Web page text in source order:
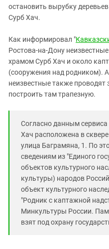
СКФО
Ставропольский край
Чечня
Южная Осетия
Южный Кавказ
ЮФО
остановить вырубку
Сурб Хач.
Как информировал "
Ростова-на-Дону неизвестные
храмом Сурб Хач и около
(сооружения над родником).
неизвестные также
построить там трапезную.
Согласно данным
Хач расположена в
улица Баграмяна, 1. По
сведениям из "Единого
объектов культурного
культуры) народов
объект культурного
"Родник с каптажной
Минкультуры России.
взят под охрану